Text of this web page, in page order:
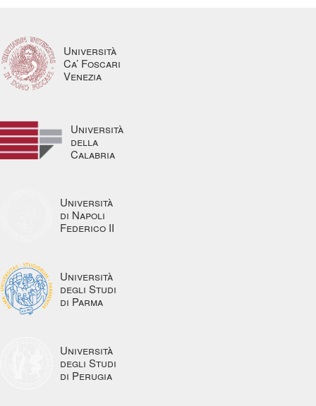
Università
Ca’ Foscari
Venezia
Università
della
Calabria
Università
di Napoli
Federico II
Università
degli Studi
di Parma
Università
degli Studi
di Perugia